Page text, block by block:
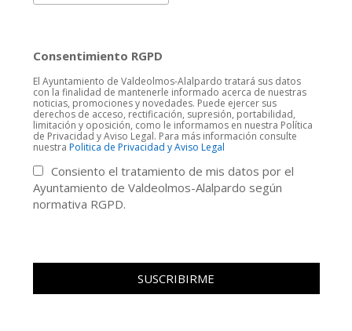
Consentimiento RGPD
El Ayuntamiento de Valdeolmos-Alalpardo tratará sus datos
con la finalidad de mantenerle informado acerca de nuestras
noticias, promociones y novedades. Puede ejercer sus
derechos de acceso, rectificación, supresión, portabilidad,
limitación y oposición, como le informamos en nuestra Política
de Privacidad y Aviso Legal. Para más información consulte
nuestra Politica de Privacidad y Aviso Legal
Consiento el tratamiento de mis datos por el
Ayuntamiento de Valdeolmos-Alalpardo según
normativa RGPD.